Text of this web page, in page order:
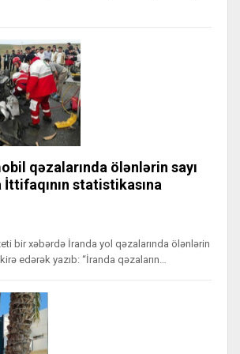
qəzalarında ölənlərin sayı
statistikasına
bir xəbərdə İranda yol qəzalarında ölənlərin
edərək yazıb: “İranda qəzaların…